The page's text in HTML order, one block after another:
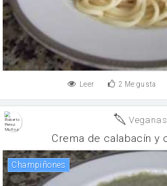
Leer 2 Me gusta
Veganas
Crema de calabacín y
champiñones